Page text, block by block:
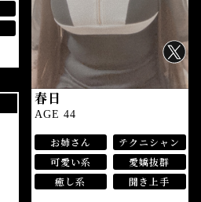
春日
AGE 44
お姉さん
テクニシャン
可愛い系
愛嬌抜群
癒し系
聞き上手